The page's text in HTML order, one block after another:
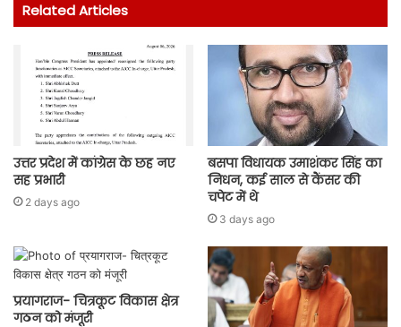
Related Articles
उत्तर प्रदेश में कांग्रेस के छह नए
सह प्रभारी
2 days ago
बसपा विधायक उमाशंकर सिंह का
निधन, कई साल से कैंसर की
चपेट में थे
3 days ago
प्रयागराज- चित्रकूट विकास क्षेत्र
गठन को मंजूरी